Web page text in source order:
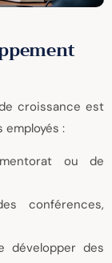
croissance est
employés :
ou de
conférences,
développer des